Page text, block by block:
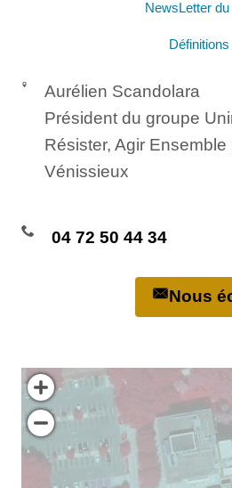
NewsLetter
Définitions
Aurélien Scandolara
Président du groupe
Résister, Agir Ensemble
Vénissieux
04 72 50 44 34
Nous